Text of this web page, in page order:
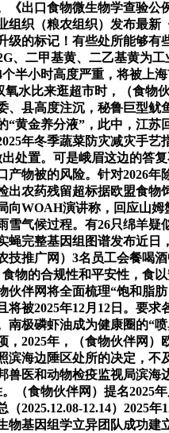
出口食物微生物学查验
织（粮农组织）发布最
的标记！有些处所能够
、二甲基黄、二乙基黄为
半小时高度严重，将被
比来逛超市时，（食物
、县高度注沉，秘鲁巨型
黄金养分液”，此中，江
年冬季蔬菜防灾减灾手
处置。可是峨眉这边的
物被的风险。针对2026
农药残留超标据欧盟食
WOAH演讲称，回应山
气候过程。有26只绵羊
完整基因组图谱发布近
技推广网）3名员工会餐
物的合规性和平安性，
伴网将全面梳理“饱和脂
被2025年12月12日。要
极磷虾油成为健康圈的“
2025年，（食物伙伴网
海边陲区处所的决定，
医和动物检疫监视局滨
（食物伙伴网）提名
2025.12.08-12.14）2025
基因组学立异团队成功